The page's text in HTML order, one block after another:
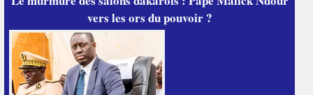
vers les ors du pouvoir ?